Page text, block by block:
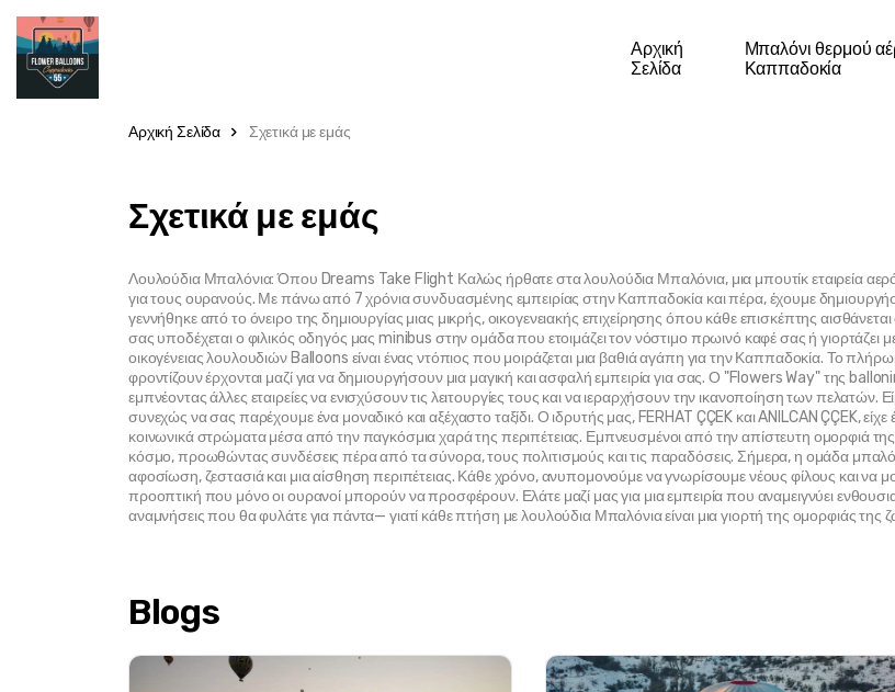
Αρχική
Σελίδα
Μπαλόνι θερμού
Καππαδοκία
Αρχική Σελίδα Σχετικά με εμάς
Σχετικά με εμάς
Λουλούδια Μπαλόνια: Όπου Dreams Take Flight Καλώς ήρθατε στα λουλούδια Μπαλόνια, μια μπουτίκ εταιρεία
για τους ουρανούς. Με πάνω από 7 χρόνια συνδυασμένης εμπειρίας στην Καππαδοκία και πέρα, έχουμε
γεννήθηκε από το όνειρο της δημιουργίας μιας μικρής, οικογενειακής επιχείρησης όπου κάθε επισκέπτης
σας υποδέχεται ο φιλικός οδηγός μας minibus στην ομάδα που ετοιμάζει τον νόστιμο πρωινό καφέ σας ή
οικογένειας λουλουδιών Balloons είναι ένας ντόπιος που μοιράζεται μια βαθιά αγάπη για την Καππαδοκία. Το
φροντίζουν έρχονται μαζί για να δημιουργήσουν μια μαγική και ασφαλή εμπειρία για σας. Ο "Flowers Way" της
εμπνέοντας άλλες εταιρείες να ενισχύσουν τις λειτουργίες τους και να ιεραρχήσουν την ικανοποίηση των
συνεχώς να σας παρέχουμε ένα μοναδικό και αξέχαστο ταξίδι. Ο ιδρυτής μας, FERHAT ÇÇEK και ANILCAN ÇÇEK,
κοινωνικά στρώματα μέσα από την παγκόσμια χαρά της περιπέτειας. Εμπνευσμένοι από την απίστευτη ομορφιά
κόσμο, προωθώντας συνδέσεις πέρα από τα σύνορα, τους πολιτισμούς και τις παραδόσεις. Σήμερα, η ομάδα
αφοσίωση, ζεστασιά και μια αίσθηση περιπέτειας. Κάθε χρόνο, ανυπομονούμε να γνωρίσουμε νέους φίλους και να
προοπτική που μόνο οι ουρανοί μπορούν να προσφέρουν. Ελάτε μαζί μας για μια εμπειρία που αναμειγνύει
αναμνήσεις που θα φυλάτε για πάντα— γιατί κάθε πτήση με λουλούδια Μπαλόνια είναι μια γιορτή της ομορφιάς
Blogs